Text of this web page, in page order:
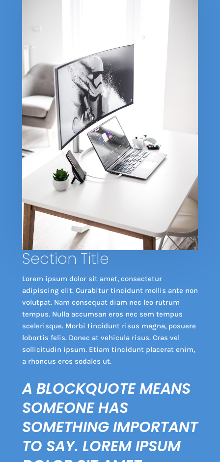
Section Title
Lorem ipsum dolor sit amet, consectetur
adipiscing elit. Curabitur tincidunt mollis ante non
volutpat. Nam consequat diam nec leo rutrum
tempus. Nulla accumsan eros nec sem tempus
scelerisque. Morbi tincidunt risus magna, posuere
lobortis felis. Donec at vehicula risus. Cras vel
sollicitudin ipsum. Etiam tincidunt placerat enim,
a rhoncus eros sodales ut.
A BLOCKQUOTE MEANS
SOMEONE HAS
SOMETHING IMPORTANT
TO SAY. LOREM IPSUM